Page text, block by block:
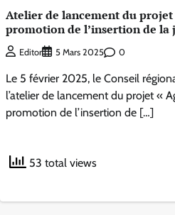
Atelier de lancement du
promotion de l’insertion de la
Editor 5 Mars 2025 0
Le 5 février 2025, le Conseil
l’atelier de lancement du projet «
promotion de l’insertion de […]
53 total views